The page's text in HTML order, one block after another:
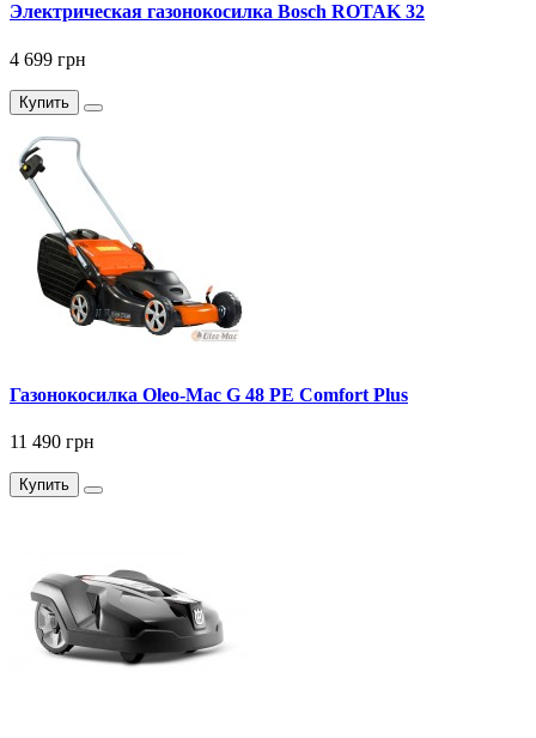
Электрическая газонокосилка Bosch ROTAK 32
4 699 грн
Купить
Газонокосилка Оlео-Маc G 48 PE Comfort Plus
11 490 грн
Купить